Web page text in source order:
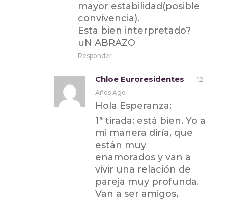
mayor estabilidad(posible
convivencia).
Esta bien interpretado?
uN ABRAZO
Responder
Chloe Euroresidentes
12
Años Ago
Hola Esperanza:
1ª tirada: está bien. Yo a
mi manera diría, que
están muy
enamorados y van a
vivir una relación de
pareja muy profunda.
Van a ser amigos,